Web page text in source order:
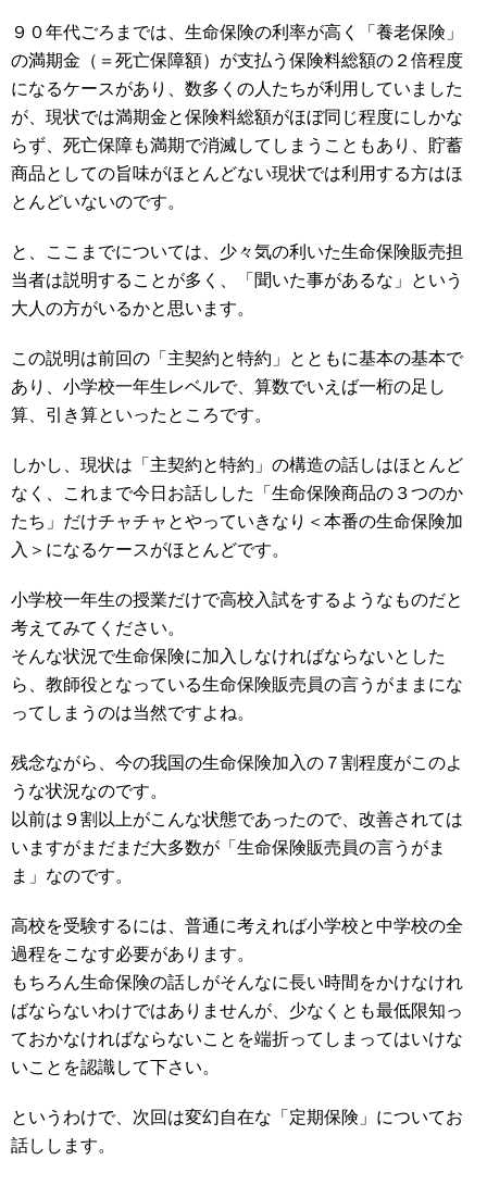
９０年代ごろまでは、生命保険の利率が高く「養老保険」
の満期金（＝死亡保障額）が支払う保険料総額の２倍程度
になるケースがあり、数多くの人たちが利用していました
が、現状では満期金と保険料総額がほぼ同じ程度にしかな
らず、死亡保障も満期で消滅してしまうこともあり、貯蓄
商品としての旨味がほとんどない現状では利用する方はほ
とんどいないのです。
と、ここまでについては、少々気の利いた生命保険販売担
当者は説明することが多く、「聞いた事があるな」という
大人の方がいるかと思います。
この説明は前回の「主契約と特約」とともに基本の基本で
あり、小学校一年生レベルで、算数でいえば一桁の足し
算、引き算といったところです。
しかし、現状は「主契約と特約」の構造の話しはほとんど
なく、これまで今日お話しした「生命保険商品の３つのか
たち」だけチャチャとやっていきなり＜本番の生命保険加
入＞になるケースがほとんどです。
小学校一年生の授業だけで高校入試をするようなものだと
考えてみてください。
そんな状況で生命保険に加入しなければならないとした
ら、教師役となっている生命保険販売員の言うがままにな
ってしまうのは当然ですよね。
残念ながら、今の我国の生命保険加入の７割程度がこのよ
うな状況なのです。
以前は９割以上がこんな状態であったので、改善されては
いますがまだまだ大多数が「生命保険販売員の言うがま
ま」なのです。
高校を受験するには、普通に考えれば小学校と中学校の全
過程をこなす必要があります。
もちろん生命保険の話しがそんなに長い時間をかけなけれ
ばならないわけではありませんが、少なくとも最低限知っ
ておかなければならないことを端折ってしまってはいけな
いことを認識して下さい。
というわけで、次回は変幻自在な「定期保険」についてお
話しします。